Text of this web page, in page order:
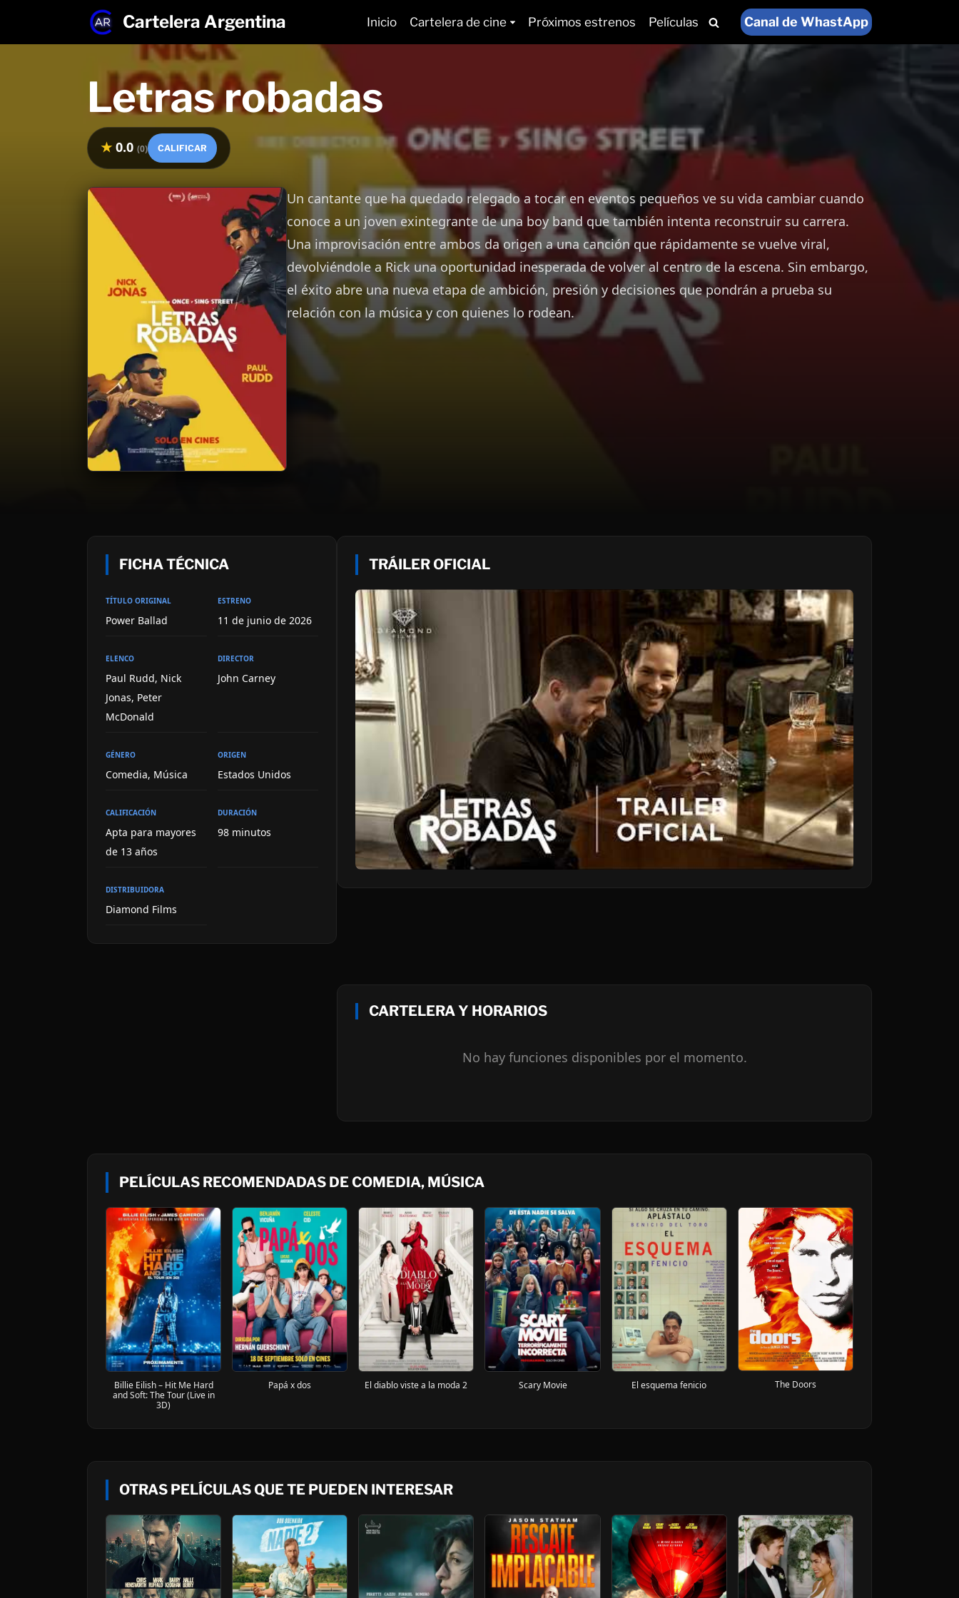
Cartelera Argentina Inicio Cartelera de cine Próximos estrenos Películas Canal de WhastApp
Letras robadas
★ 0.0 (0) CALIFICAR
Un cantante que ha quedado relegado a tocar en eventos pequeños ve su vida cambiar cuando
conoce a un joven exintegrante de una boy band que también intenta reconstruir su carrera.
Una improvisación entre ambos da origen a una canción que rápidamente se vuelve viral,
devolviéndole a Rick una oportunidad inesperada de volver al centro de la escena. Sin embargo,
el éxito abre una nueva etapa de ambición, presión y decisiones que pondrán a prueba su
relación con la música y con quienes lo rodean.
FICHA TÉCNICA
TÍTULO ORIGINAL
Power Ballad
ESTRENO
11 de junio de 2026
ELENCO
Paul Rudd, Nick
Jonas, Peter
McDonald
DIRECTOR
John Carney
GÉNERO
Comedia, Música
ORIGEN
Estados Unidos
CALIFICACIÓN
Apta para mayores
de 13 años
DURACIÓN
98 minutos
DISTRIBUIDORA
Diamond Films
TRÁILER OFICIAL
CARTELERA Y HORARIOS
No hay funciones disponibles por el momento.
PELÍCULAS RECOMENDADAS DE COMEDIA, MÚSICA
Billie Eilish – Hit Me Hard
and Soft: The Tour (Live in
3D)
Papá x dos El diablo viste a la moda 2 Scary Movie El esquema fenicio The Doors
OTRAS PELÍCULAS QUE TE PUEDEN INTERESAR